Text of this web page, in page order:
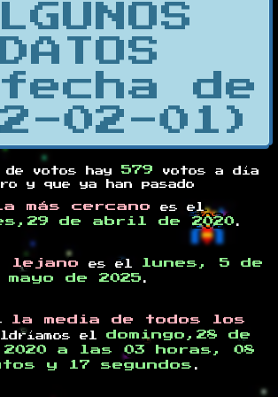
DATOS
de
02-01)
de votos hay 579 votos a día
y que ya han pasado
más cercano es el
de abril de 2020 .
lejano es el
lunes, 5 de
mayo de 2025 .
la media de todos los
el domingo,28 de
a las 03 horas, 08
y 17 segundos .